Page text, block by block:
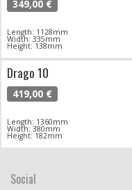
349,00 €
Length: 1128mm
Width: 335mm
Height: 138mm
Drago 10
419,00 €
Length: 1360mm
Width: 380mm
Height: 182mm
Social